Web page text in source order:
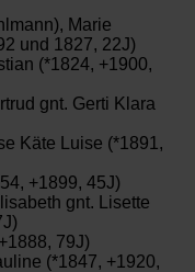
Marie
und 1827, 22J)
(*1824, +1900,
gnt. Gerti Klara
Käte Luise (*1891,
+1899, 45J)
gnt. Lisette
79J)
(*1847, +1920,